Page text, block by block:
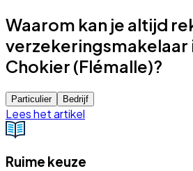
Waarom kan je altijd
verzekeringsmakelaar
Chokier (Flémalle)?
Particulier Bedrijf
Lees het artikel
Ruime keuze